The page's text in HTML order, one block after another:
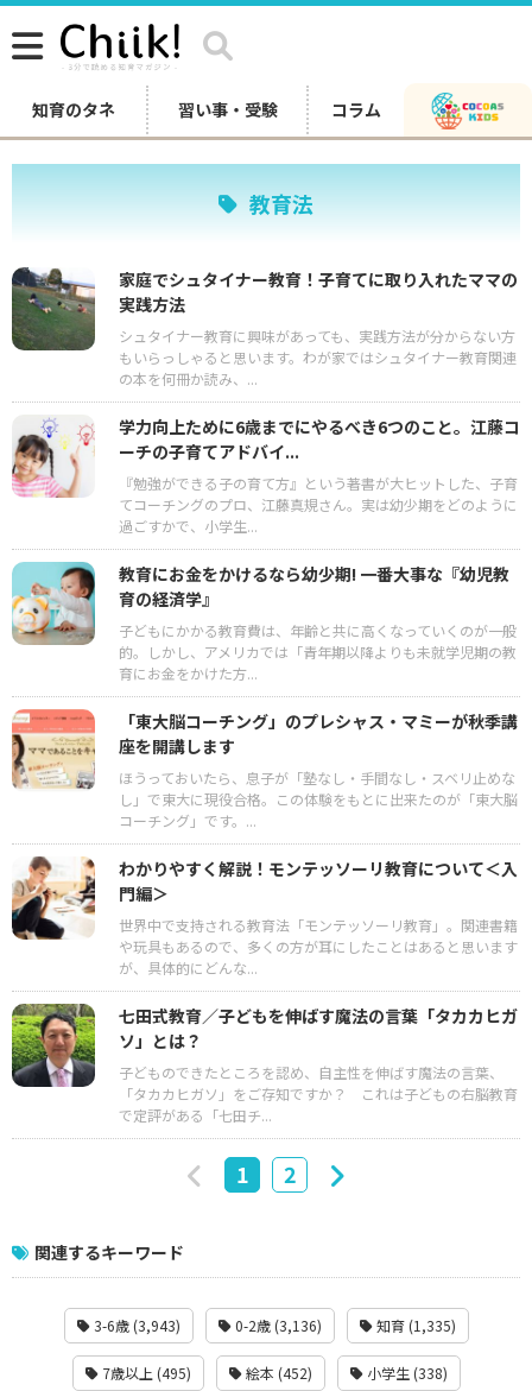
知育のタネ 習い事・受験 コラム
教育法
家庭でシュタイナー教育！子育てに取り入れたママの
実践方法
シュタイナー教育に興味があっても、実践方法が分からない方
もいらっしゃると思います。わが家ではシュタイナー教育関連
の本を何冊か読み、...
学力向上ために6歳までにやるべき6つのこと。江藤コ
ーチの子育てアドバイ...
『勉強ができる子の育て方』という著書が大ヒットした、子育
てコーチングのプロ、江藤真規さん。実は幼少期をどのように
過ごすかで、小学生...
教育にお金をかけるなら幼少期! 一番大事な『幼児教
育の経済学』
子どもにかかる教育費は、年齢と共に高くなっていくのが一般
的。しかし、アメリカでは「青年期以降よりも未就学児期の教
育にお金をかけた方...
「東大脳コーチング」のプレシャス・マミーが秋季講
座を開講します
ほうっておいたら、息子が「塾なし・手間なし・スベリ止めな
し」で東大に現役合格。この体験をもとに出来たのが「東大脳
コーチング」です。...
わかりやすく解説！モンテッソーリ教育について＜入
門編＞
世界中で支持される教育法「モンテッソーリ教育」。関連書籍
や玩具もあるので、多くの方が耳にしたことはあると思います
が、具体的にどんな...
七田式教育／子どもを伸ばす魔法の言葉「タカカヒガ
ソ」とは？
子どものできたところを認め、自主性を伸ばす魔法の言葉、
「タカカヒガソ」をご存知ですか？ これは子どもの右脳教育
で定評がある「七田チ...
1 2
関連するキーワード
3-6歳 (3,943) 0-2歳 (3,136) 知育 (1,335)
7歳以上 (495) 絵本 (452) 小学生 (338)